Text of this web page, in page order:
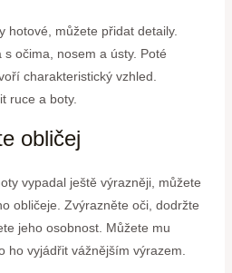
hotové, můžete přidat detaily.
očima, nosem a ústy. Poté
charakteristický vzhled.
ruce a boty.
obličej
vypadal ještě výrazněji, můžete
obličeje. Zvýrazněte oči, dodržte
jeho osobnost. Můžete mu
ho vyjádřit vážnějším výrazem.